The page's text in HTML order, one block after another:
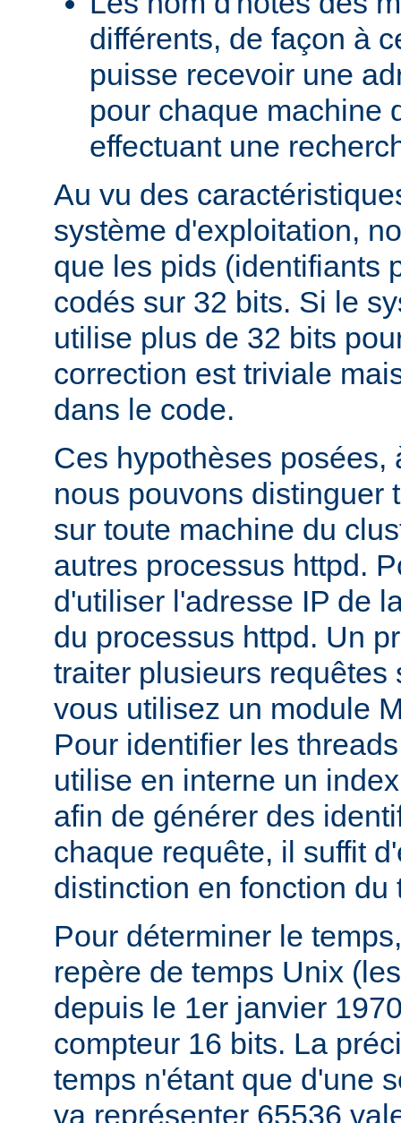
différents, de façon à
puisse recevoir une
pour chaque machine
effectuant une
Au vu des
système d'exploitation,
que les pids (identifiants
codés sur 32 bits. Si le
utilise plus de 32 bits
correction est triviale
dans le code.
Ces hypothèses posées,
nous pouvons distinguer
sur toute machine du
autres processus httpd.
d'utiliser l'adresse IP de
du processus httpd. Un
traiter plusieurs requêtes
vous utilisez un module
Pour identifier les
utilise en interne un
afin de générer des
chaque requête, il suffit
distinction en fonction du
Pour déterminer le
repère de temps Unix
depuis le 1er janvier
compteur 16 bits. La
temps n'étant que d'une
va représenter 65536